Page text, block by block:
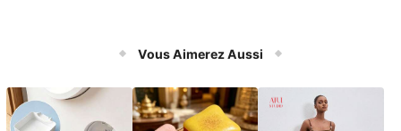
Vous Aimerez Aussi